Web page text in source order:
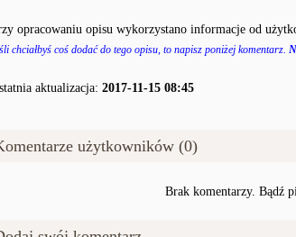
opracowaniu opisu wykorzystano informacje od
chciałbyś coś dodać do tego opisu, to napisz poniżej komentarz.
aktualizacja: 2017-11-15 08:45
użytkowników (0)
Brak komentarzy. Bądź